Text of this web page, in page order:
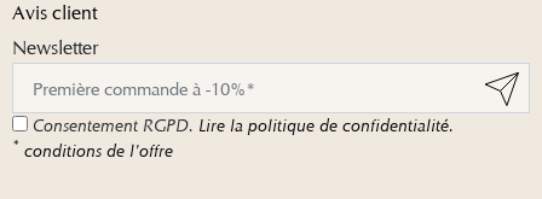
Avis client
Newsletter
Consentement RGPD. Lire la politique de confidentialité.
* conditions de l'offre